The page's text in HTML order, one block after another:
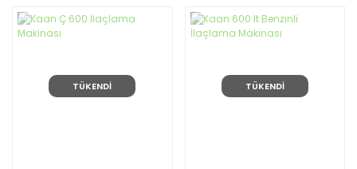
TÜKENDİ TÜKENDİ